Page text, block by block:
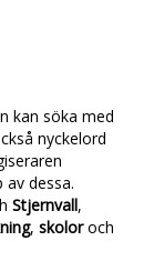
kan söka med
nyckelord
dessa.
Stjernvall,
,skoloroch